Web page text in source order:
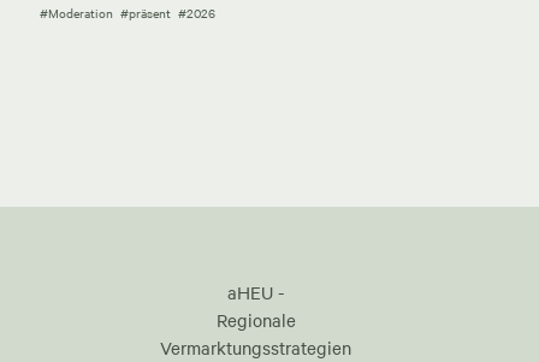
#Moderation #präsent #2026
aHEU -
Regionale
Vermarktungsstrategien